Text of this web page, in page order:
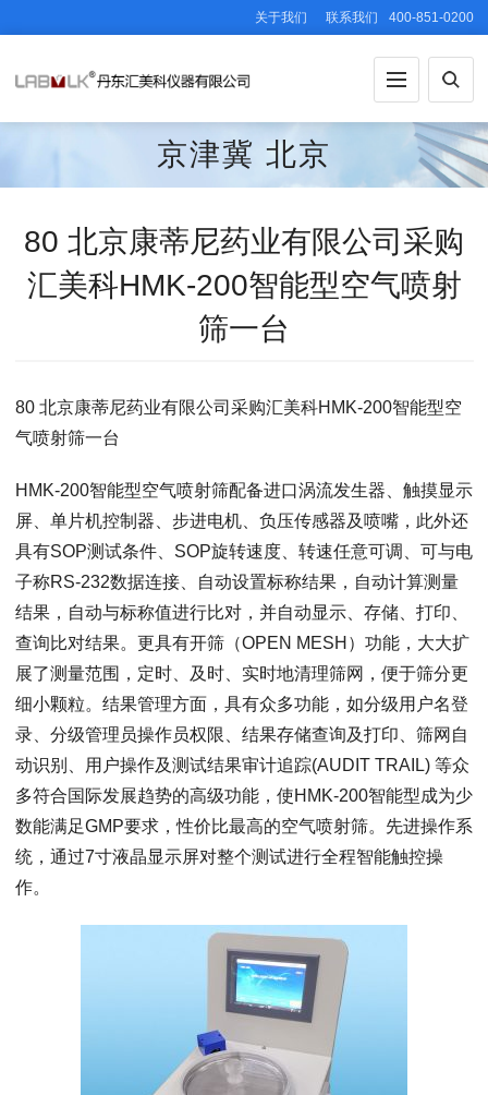
关于我们 联系我们 400-851-0200
京津冀 北京
80 北京康蒂尼药业有限公司采购
汇美科HMK-200智能型空气喷射
筛一台
80 北京康蒂尼药业有限公司采购汇美科HMK-200智能型空
气喷射筛一台
HMK-200智能型空气喷射筛配备进口涡流发生器、触摸显示
屏、单片机控制器、步进电机、负压传感器及喷嘴，此外还
具有SOP测试条件、SOP旋转速度、转速任意可调、可与电
子称RS-232数据连接、自动设置标称结果，自动计算测量
结果，自动与标称值进行比对，并自动显示、存储、打印、
查询比对结果。更具有开筛（OPEN MESH）功能，大大扩
展了测量范围，定时、及时、实时地清理筛网，便于筛分更
细小颗粒。结果管理方面，具有众多功能，如分级用户名登
录、分级管理员操作员权限、结果存储查询及打印、筛网自
动识别、用户操作及测试结果审计追踪(AUDIT TRAIL) 等众
多符合国际发展趋势的高级功能，使HMK-200智能型成为少
数能满足GMP要求，性价比最高的空气喷射筛。先进操作系
统，通过7寸液晶显示屏对整个测试进行全程智能触控操
作。